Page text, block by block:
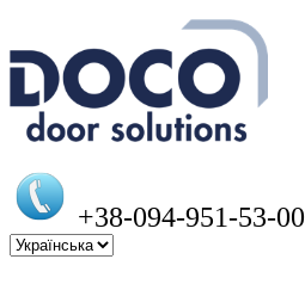
+38-094-951-53-00